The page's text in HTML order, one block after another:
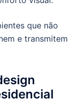
que não
e transmitem